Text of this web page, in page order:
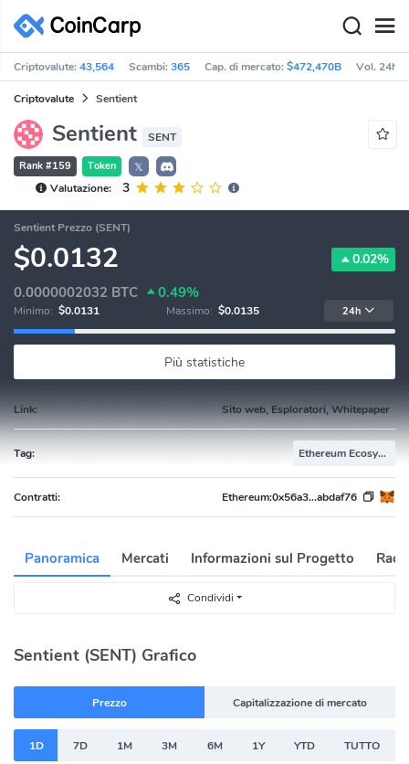
Criptovalute:43,564 Scambi:365 Cap. di mercato:$472,470B Vol. 24h:
Criptovalute Sentient
Sentient SENT
Rank #159 Token
𝕏
Valutazione:
3
Sentient Prezzo (SENT)
$0.0132 0.02%
0.0000002032 BTC 0.49%
Minimo: $0.0131 Massimo: $0.0135 24h
Più statistiche
Link: Sito web, Esploratori, Whitepaper
Tag: Ethereum Ecosystem
Contratti: Ethereum:0x56a3...abdaf76
Panoramica Mercati Informazioni sul Progetto
Condividi
Sentient (SENT) Grafico
Prezzo Capitalizzazione di mercato
1D 7D 1M 3M 6M 1Y YTD TUTTO